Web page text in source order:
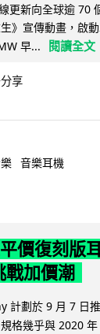
更新向全球逾 70
生》宣傳動畫，啟
早...
閱讀全文
分享
音樂耳機
價復刻版
戰加價潮
計劃於 9 月 7 日
格幾乎與 2020